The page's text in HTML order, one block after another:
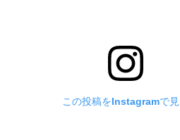
この投稿をInstagramで見